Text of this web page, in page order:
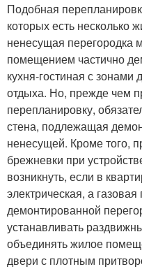
Подобная
которых есть несколько
ненесущая перегородка
помещением частично
кухня-гостиная с
отдыха. Но, прежде чем
перепланировку,
стена, подлежащая
ненесущей. Кроме того,
брежневки при
возникнуть, если в
электрическая, а
демонтированной
устанавливать
объединять жилое
двери с плотным